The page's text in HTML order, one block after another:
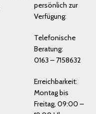
persönlich zur
Verfügung:
Telefonische
Beratung:
0163 – 7158632
Erreichbarkeit:
Montag bis
Freitag, 09:00 –